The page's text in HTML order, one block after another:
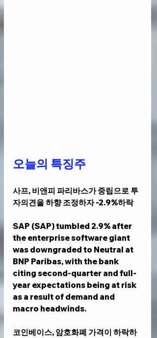
오늘의 특징주
사프, 비앤피 파리바스가 중립으로 투
자의견을 하향 조정하자 -2.9%하락
SAP (SAP) tumbled 2.9% after
the enterprise software giant
was downgraded to Neutral at
BNP Paribas, with the bank
citing second-quarter and full-
year expectations being at risk
as a result of demand and
macro headwinds.
코인베이스, 암호화폐 가격이 하락하